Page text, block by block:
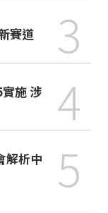
賽道 3
施 涉
4
5